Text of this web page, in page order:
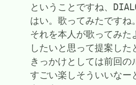
ということですね、
はい。歌ってみたですね。
それを本人が歌ってみ
したいと思って提案し
きっかけとしては前回
すごい楽しそういいなー